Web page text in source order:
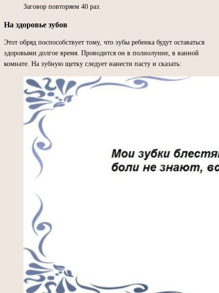
Заговор повторяем 40 раз.
На здоровье зубов
Этот обряд поспособствует тому, что зубы ребенка будут оставаться
здоровыми долгое время. Проводится он в полнолуние, в ванной
комнате. На зубную щетку следует нанести пасту и сказать: